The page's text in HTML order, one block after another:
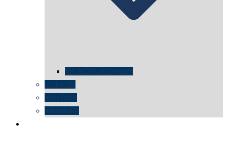
für WDR Instagram
LinkedIn
YouTube
wikipedia